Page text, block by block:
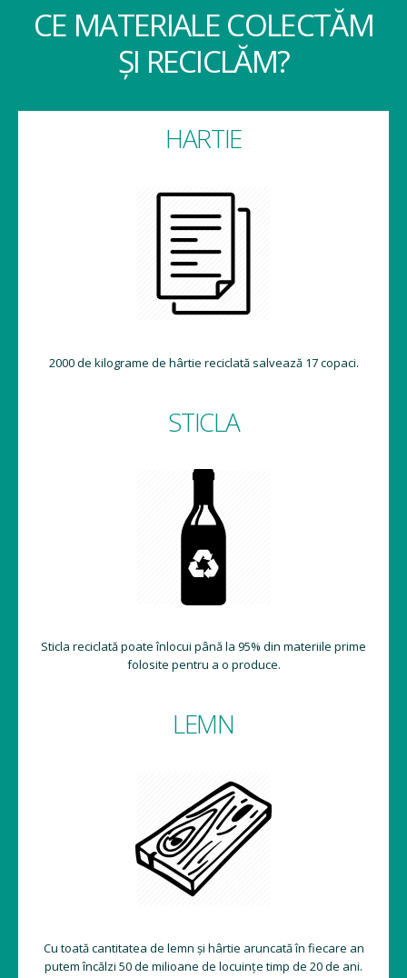
CE MATERIALE COLECTĂM
ȘI RECICLĂM?
HARTIE
2000 de kilograme de hârtie reciclată salvează 17 copaci.
STICLA
Sticla reciclată poate înlocui până la 95% din materiile prime
folosite pentru a o produce.
LEMN
Cu toată cantitatea de lemn și hârtie aruncată în fiecare an
putem încălzi 50 de milioane de locuințe timp de 20 de ani.